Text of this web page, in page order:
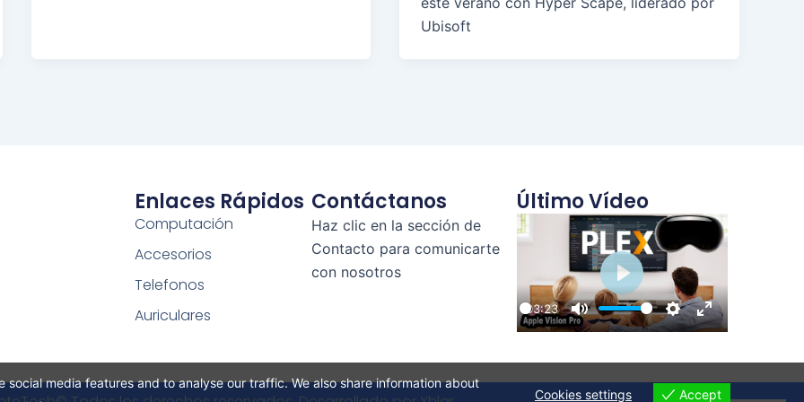
Ubisoft
Enlaces Rápidos
Computación
Accesorios
Telefonos
Auriculares
Contáctanos
Haz clic en la sección de
Contacto para comunicarte
con nosotros
Último Vídeo
Play
03:23
Mute Settings
Enter
Play
media features and to analyse our traffic. We also share information about
Cookies settings Accept